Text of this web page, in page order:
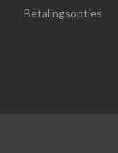
Betalingsopties